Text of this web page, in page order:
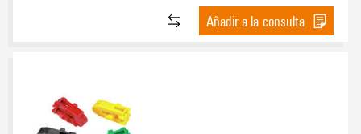
Añadir a la consulta